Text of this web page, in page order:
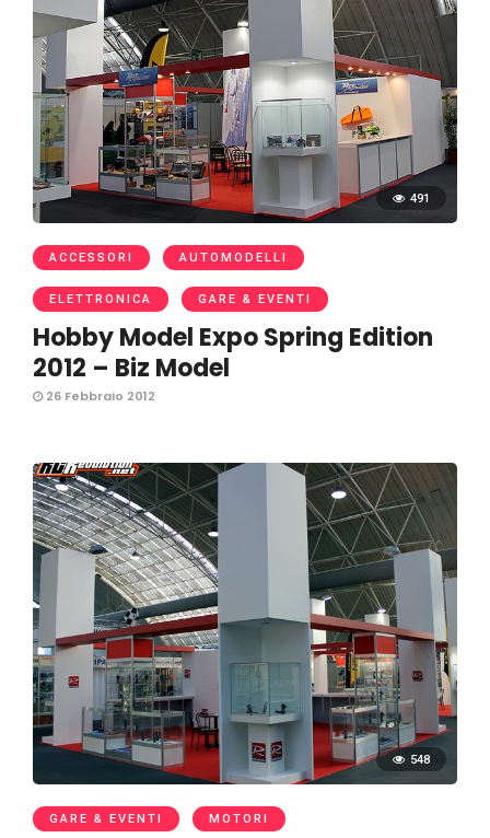
491
ACCESSORI AUTOMODELLI
ELETTRONICA GARE & EVENTI
Hobby Model Expo Spring Edition
2012 – Biz Model
26 Febbraio 2012
548
GARE & EVENTI MOTORI